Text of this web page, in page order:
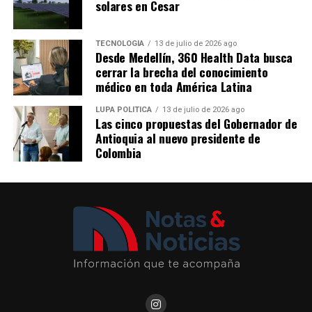
transparencia y el control sobre los recursos.
Nota patrocinada
Más información en
https://www.concejodemedellin.gov.co/
Comparte el artículo:
tranvía, cables aéreos y buses tipo BRT, que en conjunto
movilizan a más de 1,1 millones de personas cada día. La
emisión de estos bonos reafirma la confianza del
mercado en el plan estratégico de crecimiento de la
empresa y en su liderazgo como referente de movilidad
sostenible en América Latina.
Comparte el artículo:
Me gusta esto:
solares en Cesar
TECNOLOGÍA 13 de julio de 2026 ago
Desde Medellín, 360 Health Data busca
cerrar la brecha del conocimiento
médico en toda América Latina
LUPA POLÍTICA 13 de julio de 2026 ago
Las cinco propuestas del Gobernador de
Antioquia al nuevo presidente de
Colombia